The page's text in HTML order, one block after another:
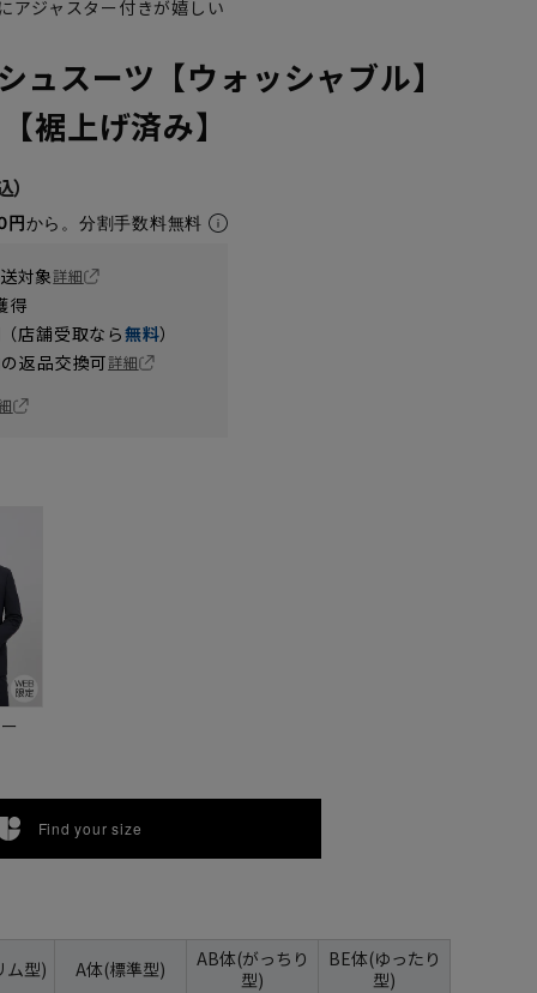
アジャスター付きが嬉しい
ュスーツ【ウォッシャブル】
裾上げ済み】
円から。分割手数料無料
対象詳細
得
店舗受取なら無料）
返品交換可詳細
Find your size
ム型) A体(標準型)
AB体(がっちり
型)
BE体(ゆったり
型)